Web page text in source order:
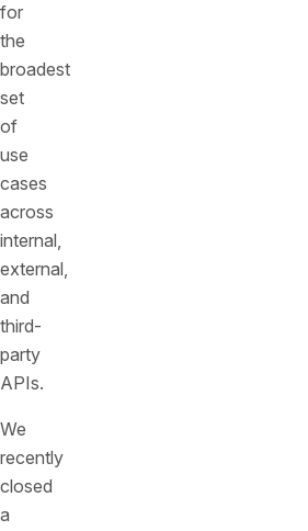
for
the
broadest
set
of
use
cases
across
internal,
external,
and
third-
party
APIs.
We
recently
closed
a